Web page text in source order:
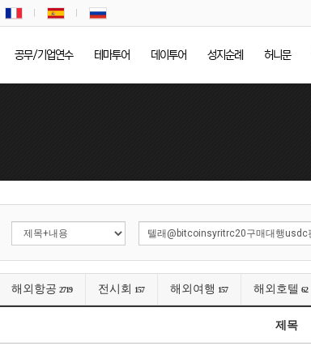
공무/기업연수 테마투어 데이투어 성지순례 허니문
해외항공 2719 전시회 157 해외여행 157 해외호텔 62
제목